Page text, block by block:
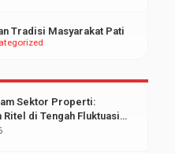
Tradisi Masyarakat Pati
Sektor Properti:
Ritel di Tengah Fluktuasi